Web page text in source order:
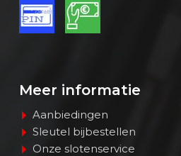
Meer informatie
Aanbiedingen
Sleutel bijbestellen
Onze slotenservice